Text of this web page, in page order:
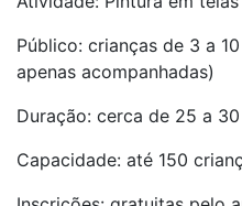
Público: crianças de 3 a
apenas acompanhadas)
Duração: cerca de 25 a
Capacidade: até 150